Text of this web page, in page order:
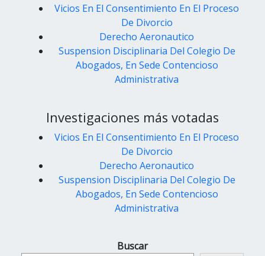
Vicios En El Consentimiento En El Proceso
De Divorcio
Derecho Aeronautico
Suspension Disciplinaria Del Colegio De
Abogados, En Sede Contencioso
Administrativa
Investigaciones más votadas
Vicios En El Consentimiento En El Proceso
De Divorcio
Derecho Aeronautico
Suspension Disciplinaria Del Colegio De
Abogados, En Sede Contencioso
Administrativa
Buscar